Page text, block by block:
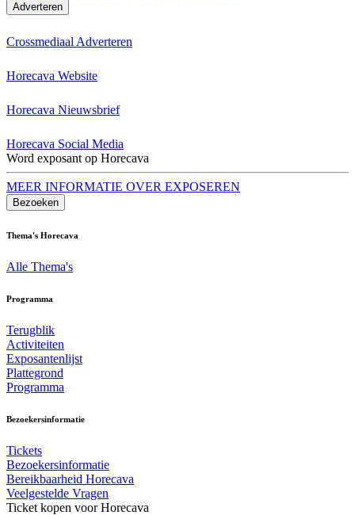
Adverteren
Crossmediaal Adverteren
Horecava Website
Horecava Nieuwsbrief
Horecava Social Media
Word exposant op Horecava
MEER INFORMATIE OVER EXPOSEREN
Bezoeken
Thema's Horecava
Alle Thema's
Programma
Terugblik
Activiteiten
Exposantenlijst
Plattegrond
Programma
Bezoekersinformatie
Tickets
Bezoekersinformatie
Bereikbaarheid Horecava
Veelgestelde Vragen
Ticket kopen voor Horecava